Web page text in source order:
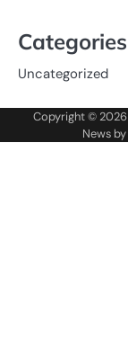
Categories
Uncategorized
Copyright © 2026
News by